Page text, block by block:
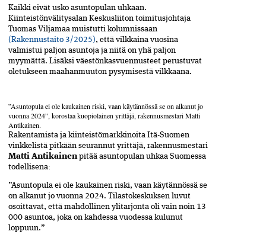
Kaikki eivät usko asuntopulan uhkaan.
Kiinteistönvälitysalan Keskusliiton toimitusjohtaja
Tuomas Viljamaa muistutti kolumnissaan
(Rakennustaito 3/2025), että vilkkaina vuosina
valmistui paljon asuntoja ja niitä on yhä paljon
myymättä. Lisäksi väestönkasvuennusteet perustuvat
oletukseen maahanmuuton pysymisestä vilkkaana.
”Asuntopula ei ole kaukainen riski, vaan käytännössä se on alkanut jo
vuonna 2024”, korostaa kuopiolainen yrittäjä, rakennusmestari Matti
Antikainen.
Rakentamista ja kiinteistömarkkinoita Itä-Suomen
vinkkelistä pitkään seurannut yrittäjä, rakennusmestari
Matti­ Antikainenpitää asuntopulan uhkaa Suomessa
todellisena:
”Asuntopula ei ole kaukainen riski, vaan käytännössä se
on alkanut jo vuonna 2024. Tilastokeskuksen luvut
osoittavat, että mahdollinen ylitarjonta oli vain noin 13
000 asuntoa, joka on kahdessa vuodessa kulunut
loppuun.”